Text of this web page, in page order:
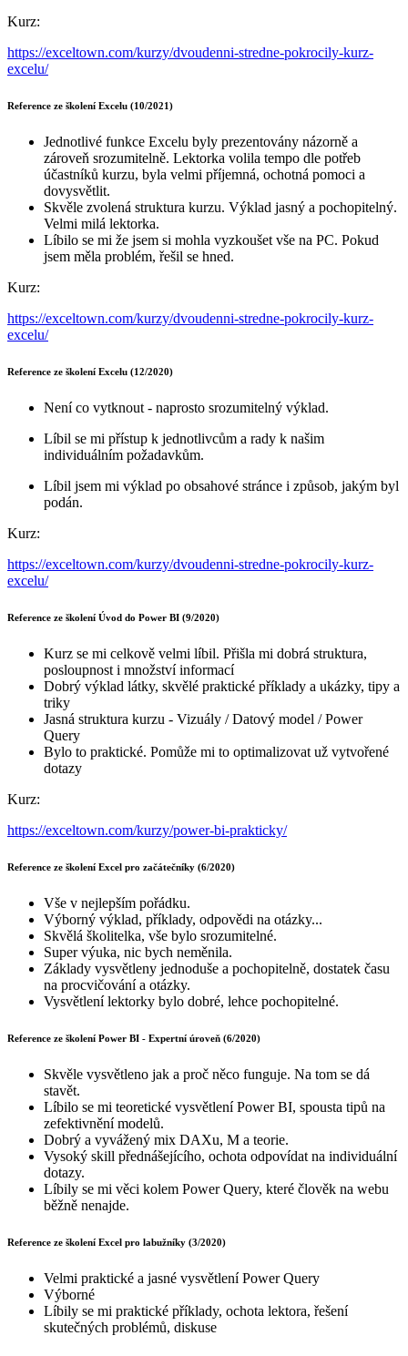
Kurz:
https://exceltown.com/kurzy/dvoudenni-stredne-pokrocily-kurz-
excelu/
Reference ze školení Excelu (10/2021)
Jednotlivé funkce Excelu byly prezentovány názorně a
zároveň srozumitelně. Lektorka volila tempo dle potřeb
účastníků kurzu, byla velmi příjemná, ochotná pomoci a
dovysvětlit.
Skvěle zvolená struktura kurzu. Výklad jasný a pochopitelný.
Velmi milá lektorka.
Líbilo se mi že jsem si mohla vyzkoušet vše na PC. Pokud
jsem měla problém, řešil se hned.
Kurz:
https://exceltown.com/kurzy/dvoudenni-stredne-pokrocily-kurz-
excelu/
Reference ze školení Excelu (12/2020)
Není co vytknout - naprosto srozumitelný výklad.
Líbil se mi přístup k jednotlivcům a rady k našim
individuálním požadavkům.
Líbil jsem mi výklad po obsahové stránce i způsob, jakým byl
podán.
Kurz:
https://exceltown.com/kurzy/dvoudenni-stredne-pokrocily-kurz-
excelu/
Reference ze školení Úvod do Power BI (9/2020)
Kurz se mi celkově velmi líbil. Přišla mi dobrá struktura,
posloupnost i množství informací
Dobrý výklad látky, skvělé praktické příklady a ukázky, tipy a
triky
Jasná struktura kurzu - Vizuály / Datový model / Power
Query
Bylo to praktické. Pomůže mi to optimalizovat už vytvořené
dotazy
Kurz:
https://exceltown.com/kurzy/power-bi-prakticky/
Reference ze školení Excel pro začátečníky (6/2020)
Vše v nejlepším pořádku.
Výborný výklad, příklady, odpovědi na otázky...
Skvělá školitelka, vše bylo srozumitelné.
Super výuka, nic bych neměnila.
Základy vysvětleny jednoduše a pochopitelně, dostatek času
na procvičování a otázky.
Vysvětlení lektorky bylo dobré, lehce pochopitelné.
Reference ze školení Power BI - Expertní úroveň (6/2020)
Skvěle vysvětleno jak a proč něco funguje. Na tom se dá
stavět.
Líbilo se mi teoretické vysvětlení Power BI, spousta tipů na
zefektivnění modelů.
Dobrý a vyvážený mix DAXu, M a teorie.
Vysoký skill přednášejícího, ochota odpovídat na individuální
dotazy.
Líbily se mi věci kolem Power Query, které člověk na webu
běžně nenajde.
Reference ze školení Excel pro labužníky (3/2020)
Velmi praktické a jasné vysvětlení Power Query
Výborné
Líbily se mi praktické příklady, ochota lektora, řešení
skutečných problémů, diskuse